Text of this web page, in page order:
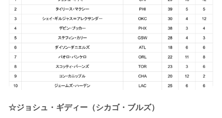
☆ジョシュ・ギディー（シカゴ・ブルズ）